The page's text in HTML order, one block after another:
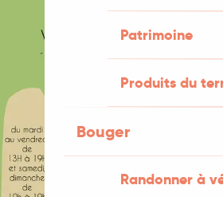
Patrimoine
Produits du
Bouger
Randonner à